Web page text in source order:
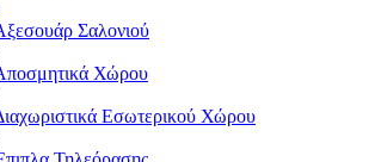
Σαλονιού
Χώρου
Εσωτερικού Χώρου